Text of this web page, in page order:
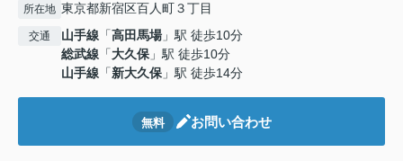
所在地 東京都新宿区百人町３丁目
交通 山手線 「高田馬場」駅 徒歩10分
総武線 「大久保」駅 徒歩10分
山手線 「新大久保」駅 徒歩14分
無料 お問い合わせ